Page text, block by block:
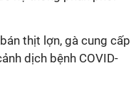
thịt lợn, gà cung cấp
dịch bệnh COVID-